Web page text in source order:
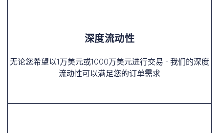
深度流动性
无论您希望以1万美元或1000万美元进行交易 - 我们的深度
流动性可以满足您的订单需求